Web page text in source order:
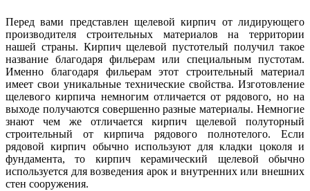
Перед вами представлен щелевой кирпич от лидирующего
производителя строительных материалов на территории
нашей страны. Кирпич щелевой пустотелый получил такое
название благодаря фильерам или специальным пустотам.
Именно благодаря фильерам этот строительный материал
имеет свои уникальные технические свойства. Изготовление
щелевого кирпича немногим отличается от рядового, но на
выходе получаются совершенно разные материалы. Немногие
знают чем же отличается кирпич щелевой полуторный
строительный от кирпича рядового полнотелого. Если
рядовой кирпич обычно используют для кладки цоколя и
фундамента, то кирпич керамический щелевой обычно
используется для возведения арок и внутренних или внешних
стен сооружения.